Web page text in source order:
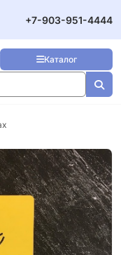
+7-903-951-4444
Каталог